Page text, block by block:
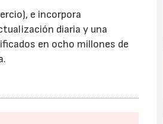
e incorpora
diaria y una
en ocho millones de